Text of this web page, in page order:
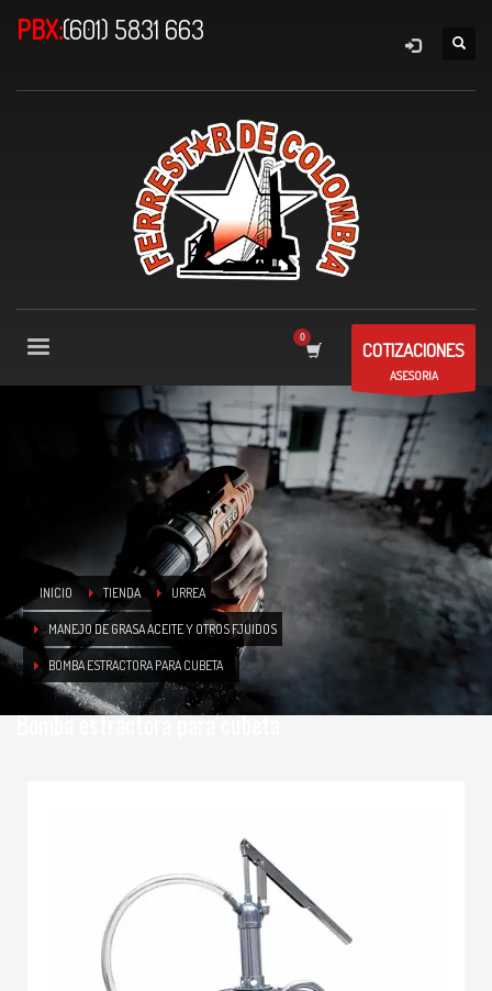
PBX:(601) 5831 663
COTIZACIONES
ASESORIA
INICIO TIENDA URREA
MANEJO DE GRASA ACEITE Y OTROS FJUIDOS
BOMBA ESTRACTORA PARA CUBETA
Bomba estractora para cubeta